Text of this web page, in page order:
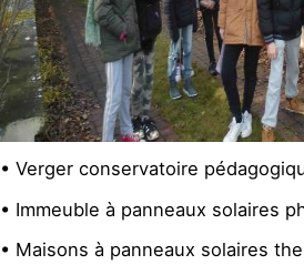
• Verger conservatoire
• Immeuble à panneaux solaires
• Maisons à panneaux solaires